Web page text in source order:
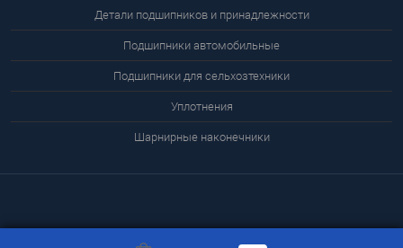
Детали подшипников и принадлежности
Подшипники автомобильные
Подшипники для сельхозтехники
Уплотнения
Шарнирные наконечники